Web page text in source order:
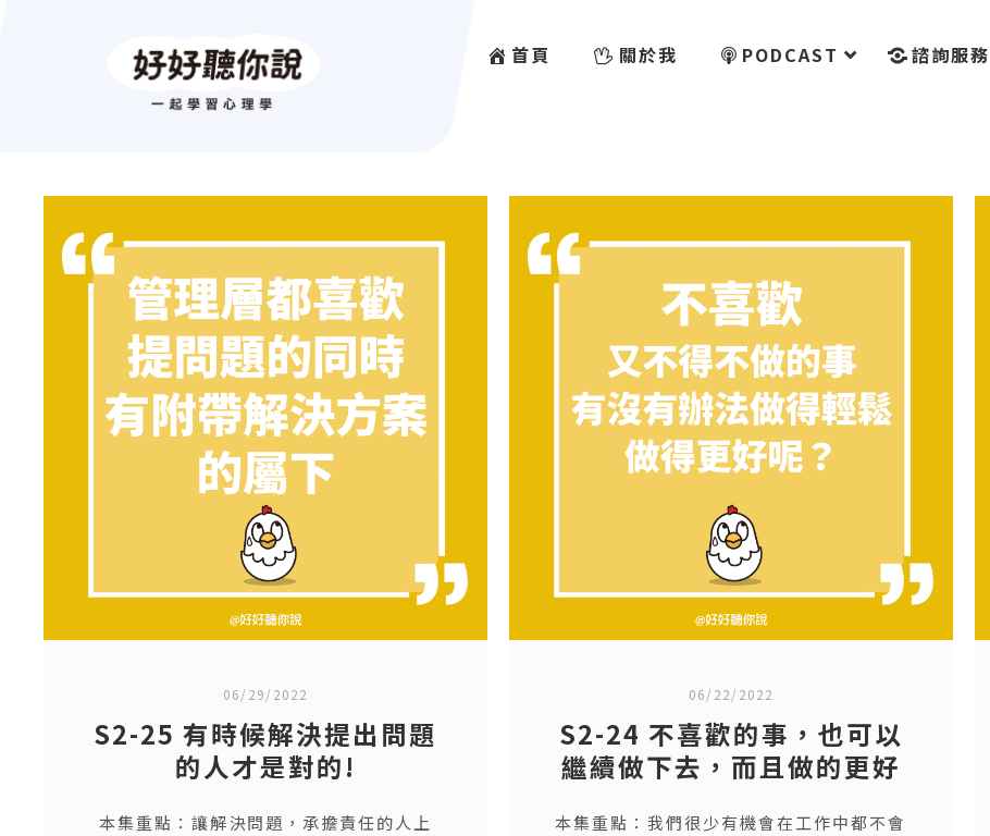
首頁 關於我 PODCAST 諮詢服務
06/29/2022
S2-25 有時候解決提出問題
的人才是對的!
本集重點：讓解決問題，承擔責任的人上
06/22/2022
S2-24 不喜歡的事，也可以
繼續做下去，而且做的更好
本集重點：我們很少有機會在工作中都不會